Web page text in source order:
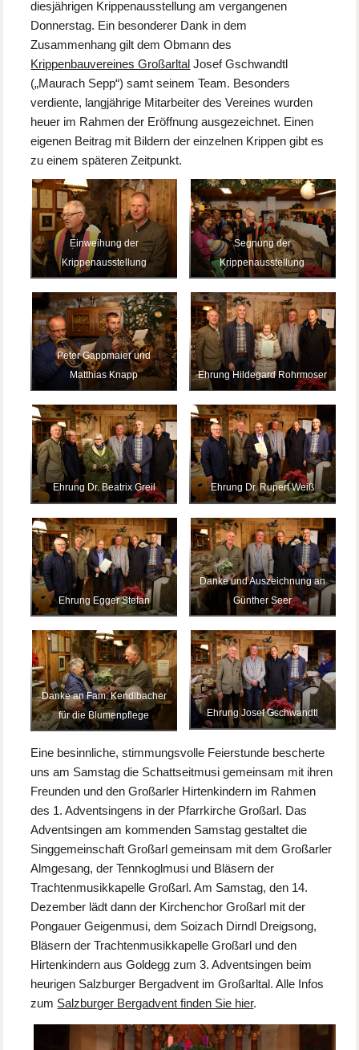
diesjährigen Krippenausstellung am vergangenen
Donnerstag. Ein besonderer Dank in dem
Zusammenhang gilt dem Obmann des
Krippenbauvereines Großarltal Josef Gschwandtl
(„Maurach Sepp“) samt seinem Team. Besonders
verdiente, langjährige Mitarbeiter des Vereines wurden
heuer im Rahmen der Eröffnung ausgezeichnet. Einen
eigenen Beitrag mit Bildern der einzelnen Krippen gibt es
zu einem späteren Zeitpunkt.
Einweihung der
Krippenausstellung
Segnung der
Krippenausstellung
Peter Gappmaier und
Matthias Knapp
Ehrung Hildegard Rohrmoser
Ehrung Dr. Beatrix Greil Ehrung Dr. Rupert Weiß
Ehrung Egger Stefan
Danke und Auszeichnung an
Günther Seer
Danke an Fam. Kendlbacher
für die Blumenpflege
Ehrung Josef Gschwandtl
Eine besinnliche, stimmungsvolle Feierstunde bescherte
uns am Samstag die Schattseitmusi gemeinsam mit ihren
Freunden und den Großarler Hirtenkindern im Rahmen
des 1. Adventsingens in der Pfarrkirche Großarl. Das
Adventsingen am kommenden Samstag gestaltet die
Singgemeinschaft Großarl gemeinsam mit dem Großarler
Almgesang, der Tennkoglmusi und Bläsern der
Trachtenmusikkapelle Großarl. Am Samstag, den 14.
Dezember lädt dann der Kirchenchor Großarl mit der
Pongauer Geigenmusi, dem Soizach Dirndl Dreigsong,
Bläsern der Trachtenmusikkapelle Großarl und den
Hirtenkindern aus Goldegg zum 3. Adventsingen beim
heurigen Salzburger Bergadvent im Großarltal. Alle Infos
zum Salzburger Bergadvent finden Sie hier.